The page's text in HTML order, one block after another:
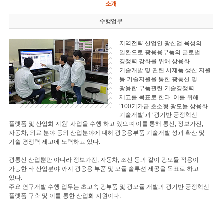
소개
수행업무
지역전략 산업인 광산업 육성의
일환으로 광응용부품의 글로벌
경쟁력 강화를 위해 상용화
기술개발 및 관련 시제품 생산 지원
등 기술지원을 통한 광통신 및
광융합 부품관련 기술경쟁력
제고를 목표로 한다. 이를 위해
‘100기가급 초소형 광모듈 상용화
기술개발’과 ‘광기반 공정혁신
플랫폼 및 산업화 지원’ 사업을 수행 하고 있으며 이를 통해 통신, 정보가전,
자동차, 의료 분야 등의 산업분야에 대해 광응용부품 기술개발 성과 확산 및
기술 경쟁력 제고에 노력하고 있다.
광통신 산업뿐만 아니라 정보가전, 자동차, 조선 등과 같이 광모듈 적용이
가능한 타 산업분야 까지 광응용 부품 및 모듈 솔루션 제공을 목표로 하고
있다.
주요 연구개발 수행 업무는 초고속 광부품 및 광모듈 개발과 광기반 공정혁신
플랫폼 구축 및 이를 통한 산업화 지원이다.